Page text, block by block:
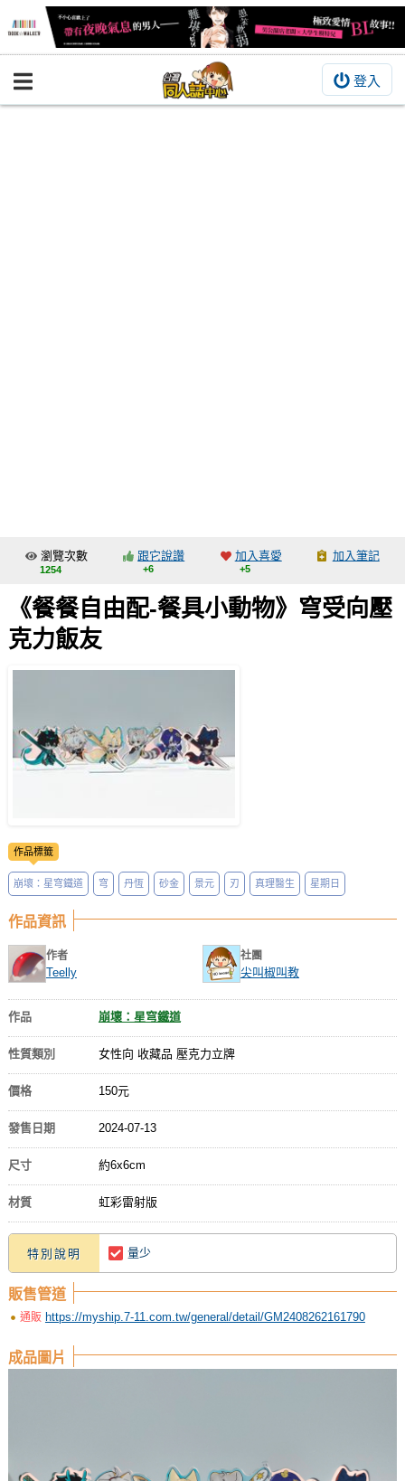
登入
BOOKY書集倉庫
交流中心
攤位轉讓區
會員功能選單
登入
瀏覽次數
1254
跟它說讚
+6
加入喜愛
+5
加入筆記
《餐餐自由配-餐具小動物》穹受向壓
克力飯友
作品標籤
崩壞：星穹鐵道 穹 丹恆 砂金 景元 刃 真理醫生 星期日
作品資訊
作者
Teelly
社團
尖叫椒叫教
作品 崩壞：星穹鐵道
性質類別 女性向 收藏品 壓克力立牌
價格 150元
發售日期 2024-07-13
尺寸 約6x6cm
材質 虹彩雷射版
特別說明 量少
販售管道
通販 https://myship.7-11.com.tw/general/detail/GM2408262161790
成品圖片